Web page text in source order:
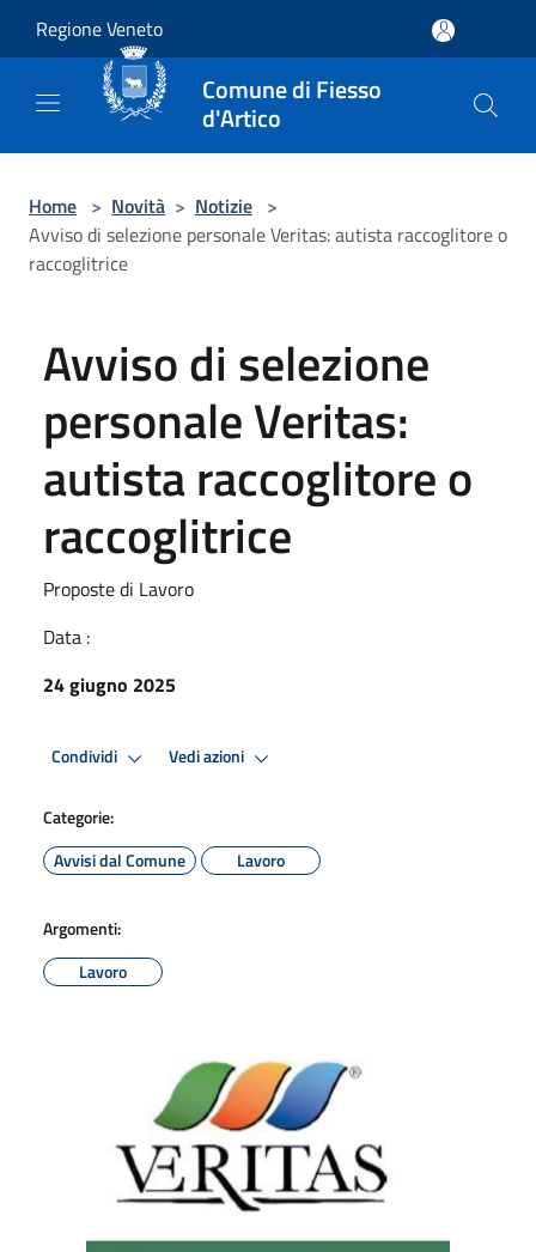
Regione Veneto
Comune di Fiesso
d'Artico
Home > Novità > Notizie >
Avviso di selezione personale Veritas: autista raccoglitore o
raccoglitrice
Avviso di selezione
personale Veritas:
autista raccoglitore o
raccoglitrice
Proposte di Lavoro
Data :
24 giugno 2025
Condividi Vedi azioni
Categorie:
Avvisi dal Comune
Lavoro
Argomenti:
Lavoro